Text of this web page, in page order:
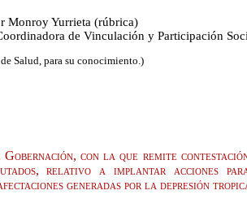
Monroy Yurrieta (rúbrica)
de Vinculación y Participación
Salud, para su conocimiento.)
con la que remite
relativo a implantar acciones
generadas por la depresión